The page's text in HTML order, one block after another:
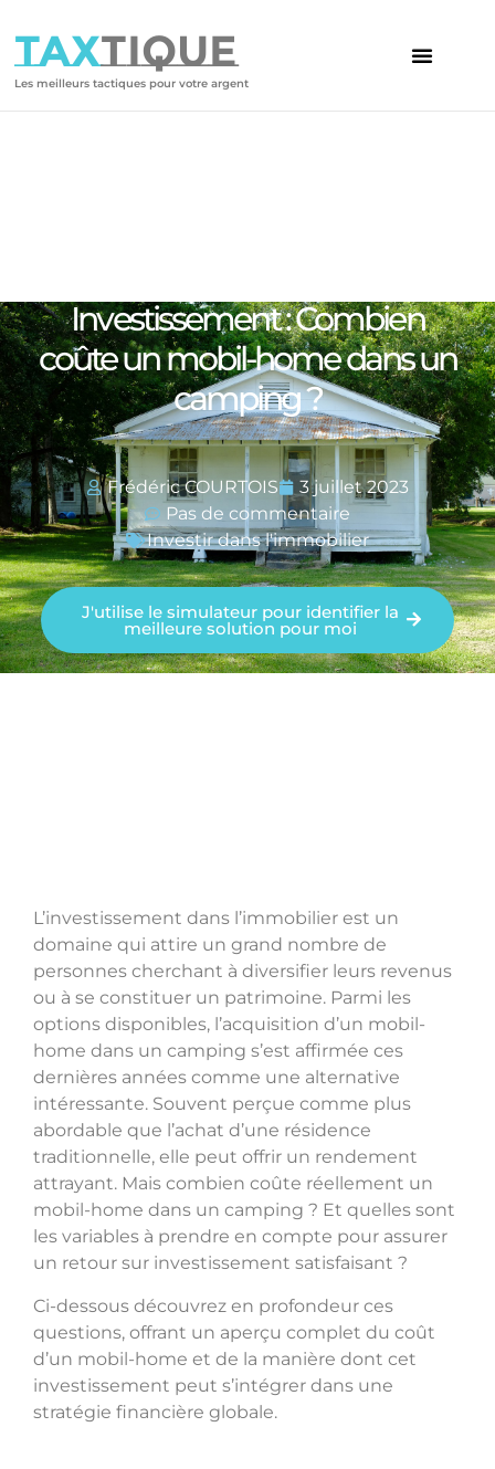
TAXTIQUE
Les meilleurs tactiques pour votre argent
Investissement : Combien
coûte un mobil-home dans un
camping ?
Frédéric COURTOIS
3 juillet 2023
Pas de commentaire
Investir dans l'immobilier
J'utilise le simulateur pour identifier la
meilleure solution pour moi
L’investissement dans l’immobilier est un
domaine qui attire un grand nombre de
personnes cherchant à diversifier leurs revenus
ou à se constituer un patrimoine. Parmi les
options disponibles, l’acquisition d’un mobil-
home dans un camping s’est affirmée ces
dernières années comme une alternative
intéressante. Souvent perçue comme plus
abordable que l’achat d’une résidence
traditionnelle, elle peut offrir un rendement
attrayant. Mais combien coûte réellement un
mobil-home dans un camping ? Et quelles sont
les variables à prendre en compte pour assurer
un retour sur investissement satisfaisant ?
Ci-dessous découvrez en profondeur ces
questions, offrant un aperçu complet du coût
d’un mobil-home et de la manière dont cet
investissement peut s’intégrer dans une
stratégie financière globale.